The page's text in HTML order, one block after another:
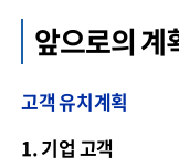
앞으로의 계
고객 유치계획
1. 기업 고객